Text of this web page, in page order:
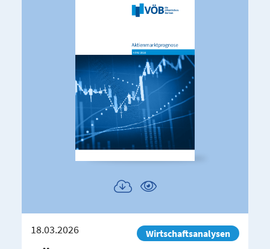
Publikation
Publikation
18.03.2026 Wirtschaftsanalysen